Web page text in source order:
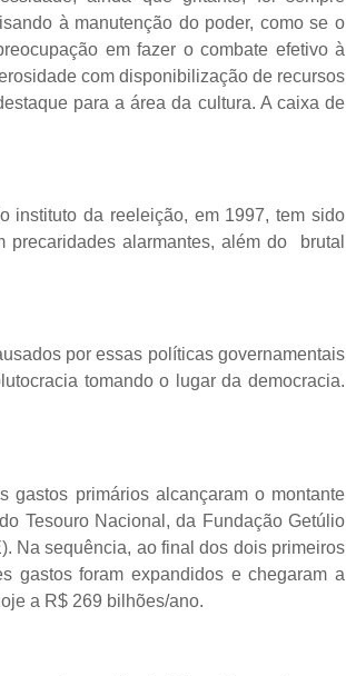
à manutenção do poder, como se o
em fazer o combate efetivo à
com disponibilização de recursos
para a área da cultura. A caixa de
instituto da reeleição, em 1997, tem sido
precaridades alarmantes, além do brutal
por essas políticas governamentais
tomando o lugar da democracia.
gastos primários alcançaram o montante
Tesouro Nacional, da Fundação Getúlio
Na sequência, ao final dos dois primeiros
gastos foram expandidos e chegaram a
a R$ 269 bilhões/ano.